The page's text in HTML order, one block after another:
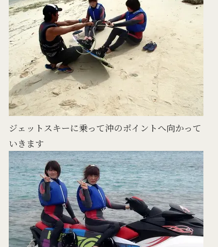
ジェットスキーに乗って沖のポイントへ向かって
いきます